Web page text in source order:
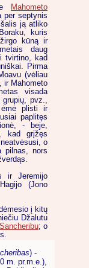
Mahometo
per septynis
ją atliko
kuris
kūną ir
daug
tvirtino, kad
Pirma
(vėliau
ir Mahometo
visada
grupių, pvz.,
ėmė plisti ir
paplitęs
- beje,
kad grįžęs
o
pilnas, nors
ir Jeremijo
(Jono
į kitų
Džalutu
Sancheribu; o
) -
m. pr.m.e.),